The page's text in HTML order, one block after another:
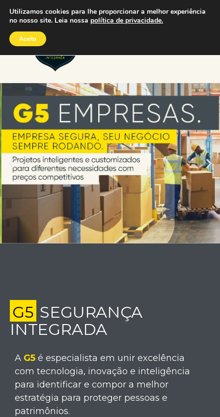
para
conteúdo
G5 SEGURANÇA
INTEGRADA
A G5 é especialista em unir excelência
com tecnologia, inovação e inteligência
para identificar e compor a melhor
estratégia para proteger pessoas e
patrimônios.
Utilizamos cookies para lhe proporcionar a melhor experiência
no nosso site. Leia nossa política de privacidade.
Aceito